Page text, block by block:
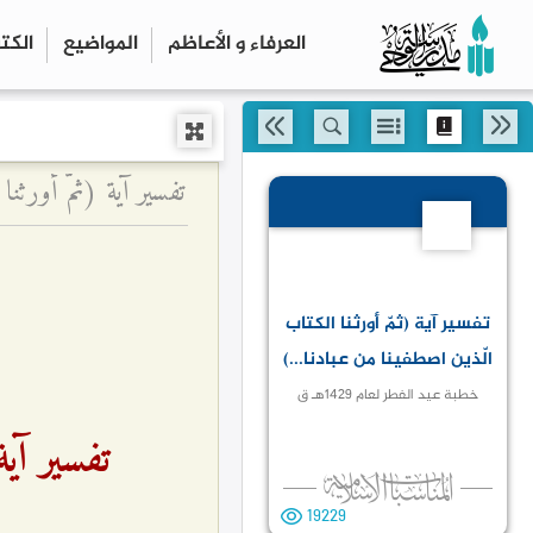
العرفاء و الأعاظم المواضیع
تفسير آية (ثمّ أورثنا الكتاب
الّذين اصطفينا من عبادنا...)
خطبة عيد الفطر لعام ۱٤۲٩هـ ق
19229
تفسير آية (ثمّ
تفسير